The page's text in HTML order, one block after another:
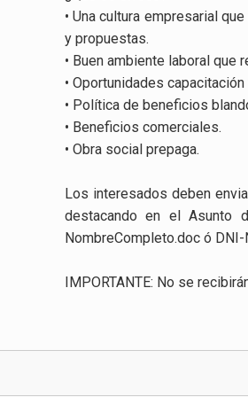
• Una cultura empresarial
y propuestas.
• Buen ambiente laboral que
• Oportunidades
• Política de beneficios
• Beneficios comerciales.
• Obra social prepaga.
Los interesados deben
destacando en el Asunto
NombreCompleto.doc ó
IMPORTANTE: No se